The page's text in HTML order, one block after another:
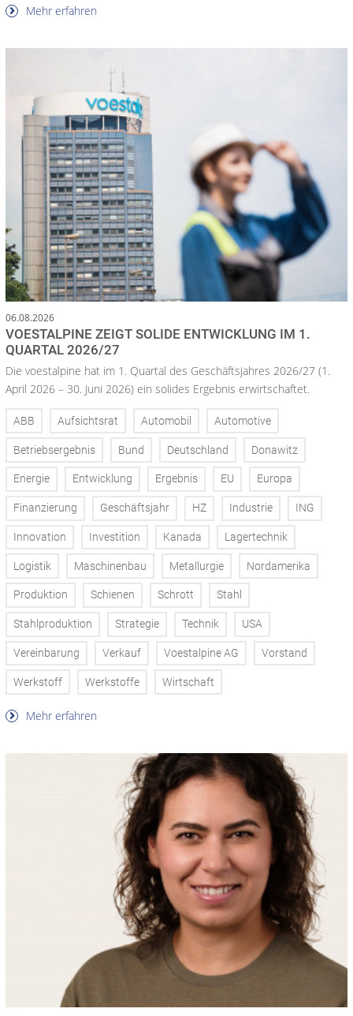
Mehr erfahren
06.08.2026
VOESTALPINE ZEIGT SOLIDE ENTWICKLUNG IM 1.
QUARTAL 2026/27
Die voestalpine hat im 1. Quartal des Geschäftsjahres 2026/27 (1.
April 2026 – 30. Juni 2026) ein solides Ergebnis erwirtschaftet.
ABB Aufsichtsrat Automobil Automotive
Betriebsergebnis Bund Deutschland Donawitz
Energie Entwicklung Ergebnis EU Europa
Finanzierung Geschäftsjahr HZ Industrie ING
Innovation Investition Kanada Lagertechnik
Logistik Maschinenbau Metallurgie Nordamerika
Produktion Schienen Schrott Stahl
Stahlproduktion Strategie Technik USA
Vereinbarung Verkauf Voestalpine AG Vorstand
Werkstoff Werkstoffe Wirtschaft
Mehr erfahren